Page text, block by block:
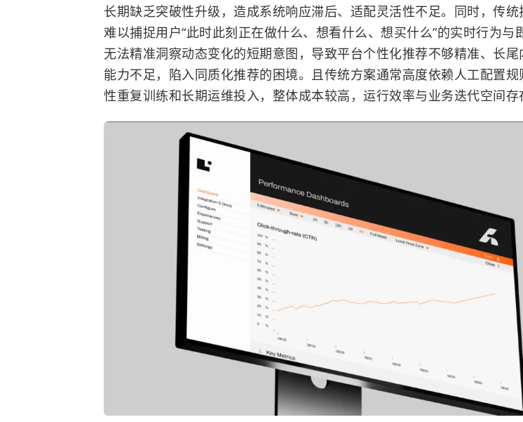
长期缺乏突破性升级，造成系统响应滞后、适配灵活性不足。同时，传统
难以捕捉用户“此时此刻正在做什么、想看什么、想买什么”的实时行为与
无法精准洞察动态变化的短期意图，导致平台个性化推荐不够精准、长尾
能力不足，陷入同质化推荐的困境。且传统方案通常高度依赖人工配置规
性重复训练和长期运维投入，整体成本较高，运行效率与业务迭代空间存